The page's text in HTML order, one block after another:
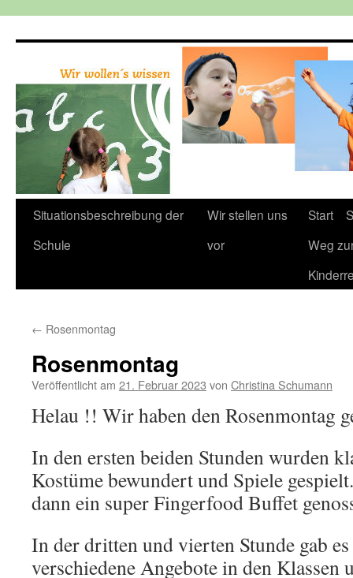
Situationsbeschreibung der
Schule
Wir stellen uns
vor
Start
Weg
← Rosenmontag
Rosenmontag
Veröffentlicht am 21. Februar 2023 von Christina Schumann
Helau !! Wir haben den Rosenmontag
In den ersten beiden Stunden wurden
Kostüme bewundert und Spiele
dann ein super Fingerfood Buffet
In der dritten und vierten Stunde gab
verschiedene Angebote in den Klassen